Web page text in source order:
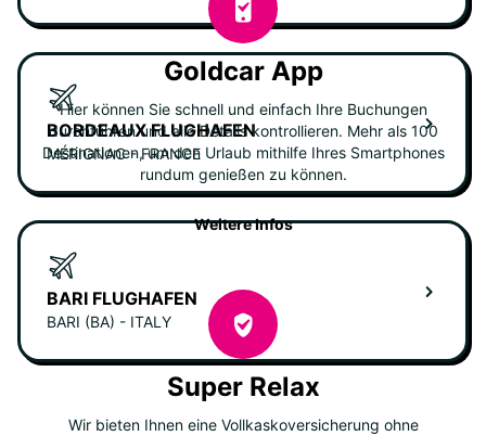
BORDEAUX FLUGHAFEN
MÉRIGNAC - FRANCE
BARI FLUGHAFEN
BARI (BA) - ITALY
Goldcar App
Hier können Sie schnell und einfach Ihre Buchungen
durchführen und alle Details kontrollieren. Mehr als 100
Destinationen, um den Urlaub mithilfe Ihres Smartphones
rundum genießen zu können.
Weitere Infos
Super Relax
Wir bieten Ihnen eine Vollkaskoversicherung ohne